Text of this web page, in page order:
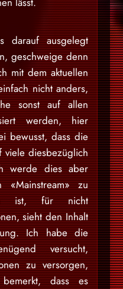
darauf ausgelegt
geschweige denn
mit dem aktuellen
nicht anders,
sonst auf allen
werden, hier
bewusst, dass die
viele diesbezüglich
werde dies aber
zu
ist, für nicht
sieht den Inhalt
Ich habe die
versucht,
zu versorgen,
dass es